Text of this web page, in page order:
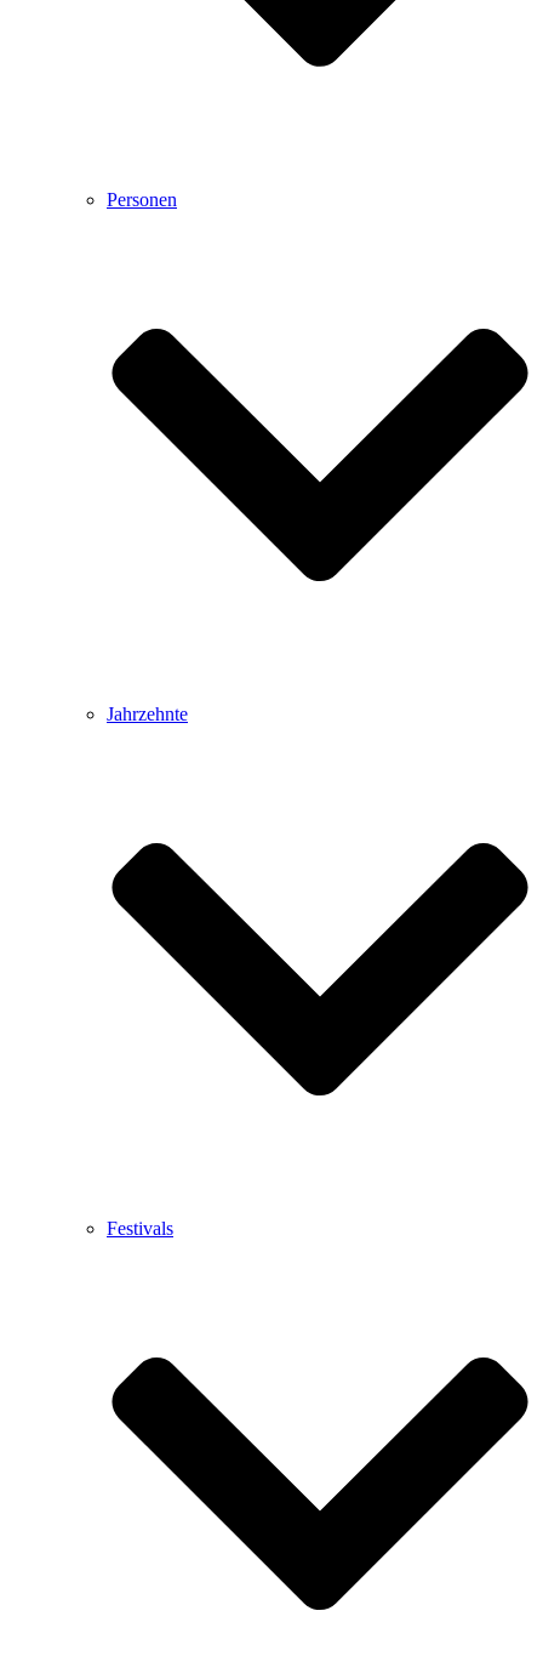
Personen
Jahrzehnte
Festivals